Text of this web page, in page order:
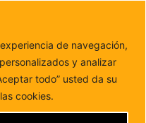
de navegación,
y analizar
todo” usted da su
cookies.
cercana
mejorará la
el entorno de...